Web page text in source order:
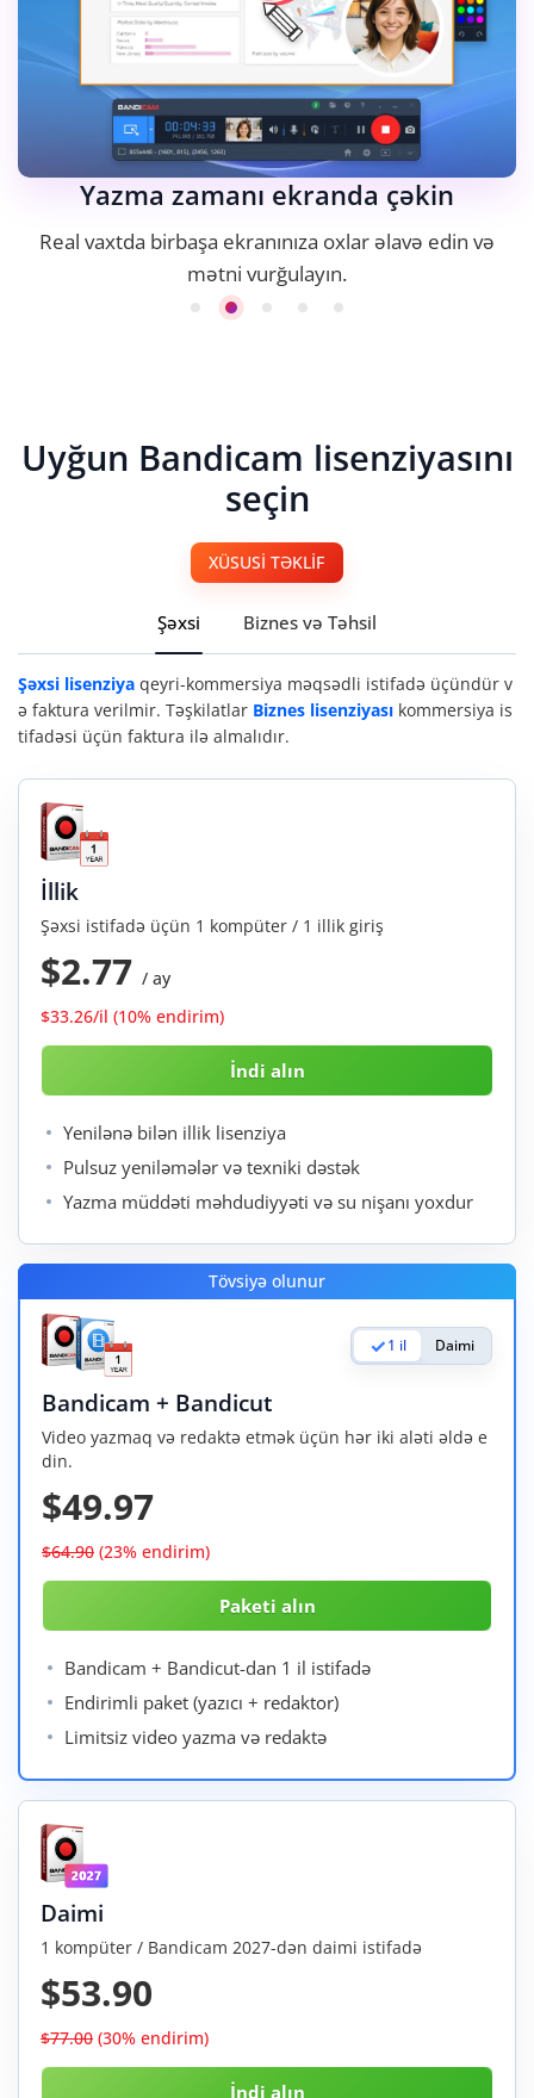
Yazma zamanı ekranda çəkin
Real vaxtda birbaşa ekranınıza oxlar əlavə edin və
mətni vurğulayın.
Uyğun Bandicam lisenziyasını
seçin
XÜSUSİ TƏKLİF
Şəxsi Biznes və Təhsil
Şəxsi lisenziya qeyri-kommersiya məqsədli istifadə üçündür v
ə faktura verilmir. Təşkilatlar Biznes lisenziyası kommersiya is
tifadəsi üçün faktura ilə almalıdır.
İllik
Şəxsi istifadə üçün 1 kompüter / 1 illik giriş
$2.77 / ay
$33.26/il (10% endirim)
Yenilənə bilən illik lisenziya
Pulsuz yeniləmələr və texniki dəstək
Yazma müddəti məhdudiyyəti və su nişanı yoxdur
Tövsiyə olunur
Bandicam + Bandicut
Video yazmaq və redaktə etmək üçün hər iki aləti əldə e
din.
1 il Daimi
$49.97
$64.90 (23% endirim)
Bandicam + Bandicut-dan 1 il istifadə
Endirimli paket (yazıcı + redaktor)
Limitsiz video yazma və redaktə
Daimi
1 kompüter / Bandicam 2027-dən daimi istifadə
$53.90
$77.00 (30% endirim)